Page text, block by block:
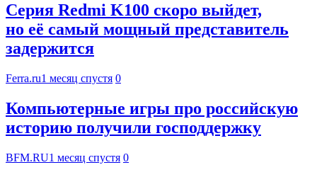
Серия Redmi K100 скоро выйдет,
но её самый мощный представитель
задержится
Ferra.ru1 месяц спустя 0
Компьютерные игры про российскую
историю получили господдержку
BFM.RU1 месяц спустя 0